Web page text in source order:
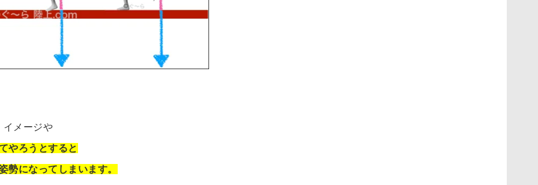
イメージや
やろうとすると
勢になってしまいます。